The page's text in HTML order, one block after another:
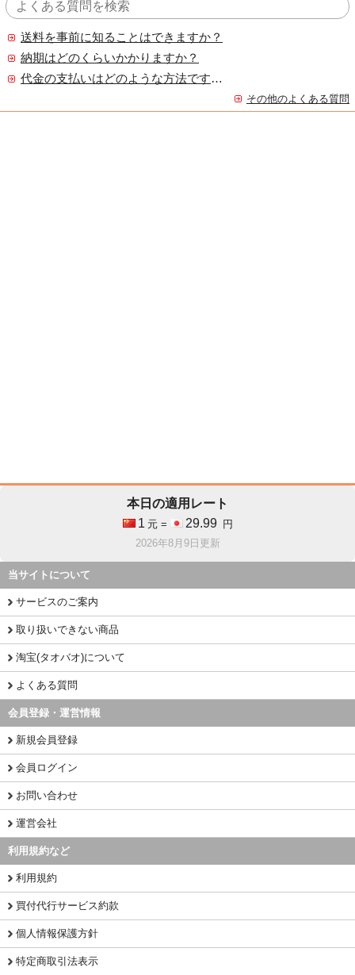
送料を事前に知ることはできますか？
納期はどのくらいかかりますか？
代金の支払いはどのような方法ですか？
その他のよくある質問
本日の適用レート
1 元 = 29.99
円
2026年8月9日更新
当サイトについて
サービスのご案内
取り扱いできない商品
淘宝(タオバオ)について
よくある質問
会員登録・運営情報
新規会員登録
会員ログイン
お問い合わせ
運営会社
利用規約など
利用規約
買付代行サービス約款
個人情報保護方針
特定商取引法表示